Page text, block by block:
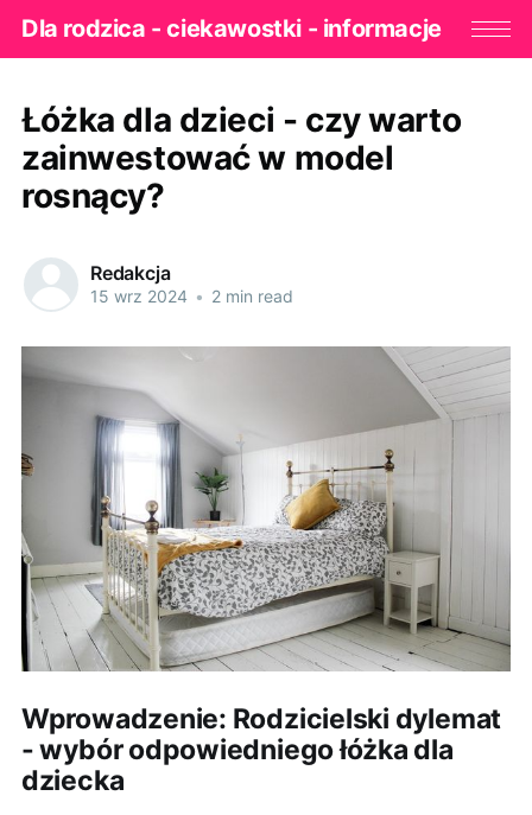
Dla rodzica - ciekawostki - informacje
Łóżka dla dzieci - czy warto
zainwestować w model
rosnący?
Redakcja
15 wrz 2024 • 2 min read
Wprowadzenie: Rodzicielski dylemat
- wybór odpowiedniego łóżka dla
dziecka